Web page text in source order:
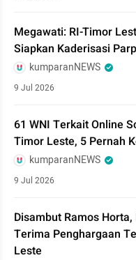
Megawati: RI-Timor
Siapkan Kaderisasi
kumparanNEWS
9 Jul 2026
61 WNI Terkait Online
Timor Leste, 5 Pernah
kumparanNEWS
9 Jul 2026
Disambut Ramos
Terima Penghargaan
Leste